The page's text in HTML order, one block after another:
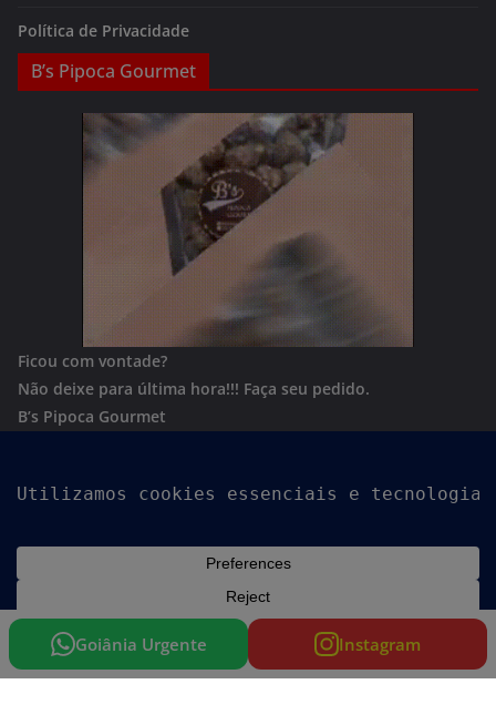
Política de Privacidade
B’s Pipoca Gourmet
Ficou com vontade?
Não deixe para última hora!!! Faça seu pedido.
B’s Pipoca Gourmet
reservados.
Tema:ColorMagpor ThemeGrill. Powered byWordPress
Goiânia Urgente Instagram